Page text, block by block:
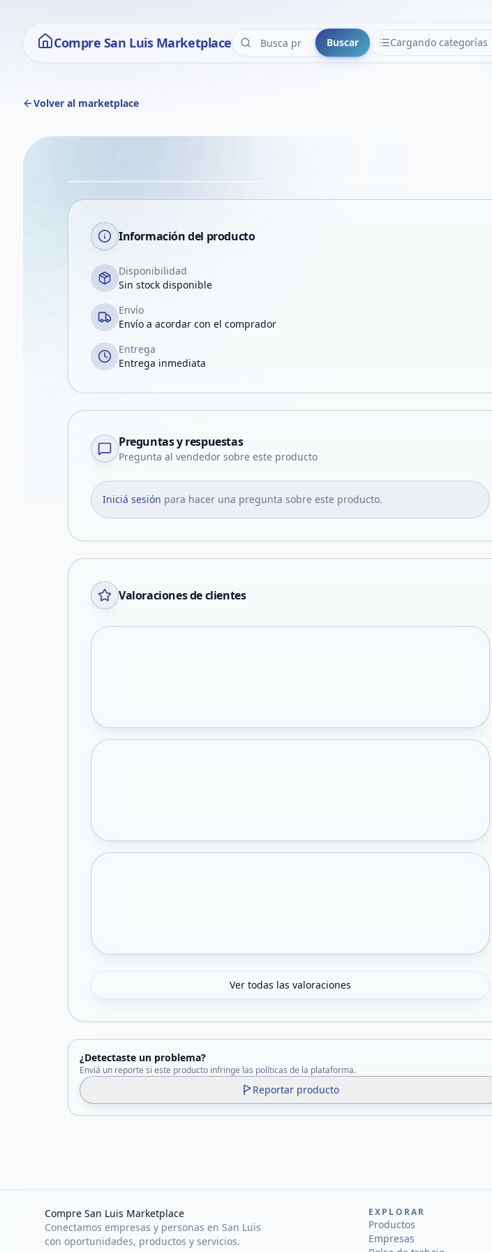
Compre San Luis Marketplace Buscar Cargando categorías
CATEGORÍAS
Volver al marketplace
VER EN PANTALLA COMPLETA
Información del producto
Disponibilidad
Sin stock disponible
Envío
Envío a acordar con el comprador
Entrega
Entrega inmediata
Preguntas y respuestas
Pregunta al vendedor sobre este producto
Iniciá sesión para hacer una pregunta sobre este producto.
Valoraciones de clientes
Ver todas las valoraciones
¿Detectaste un problema?
Enviá un reporte si este producto infringe las políticas de la plataforma.
Reportar producto
Compre San Luis Marketplace
Conectamos empresas y personas en San Luis
con oportunidades, productos y servicios.
EXPLORAR
Productos
Empresas